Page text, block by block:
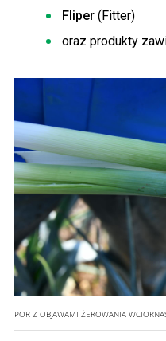
Fliper (Fitter)
oraz produkty
POR Z OBJAWAMI ŻEROWANIA